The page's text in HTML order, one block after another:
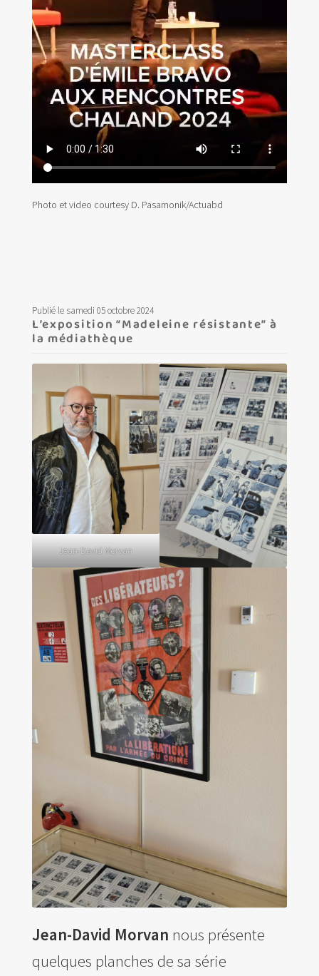
Photo et video courtesy D. Pasamonik/Actuabd
Publié le samedi 05 octobre 2024
L’exposition “Madeleine résistante” à
la médiathèque
Jean-David Morvan
Jean-David Morvan nous présente
quelques planches de sa série